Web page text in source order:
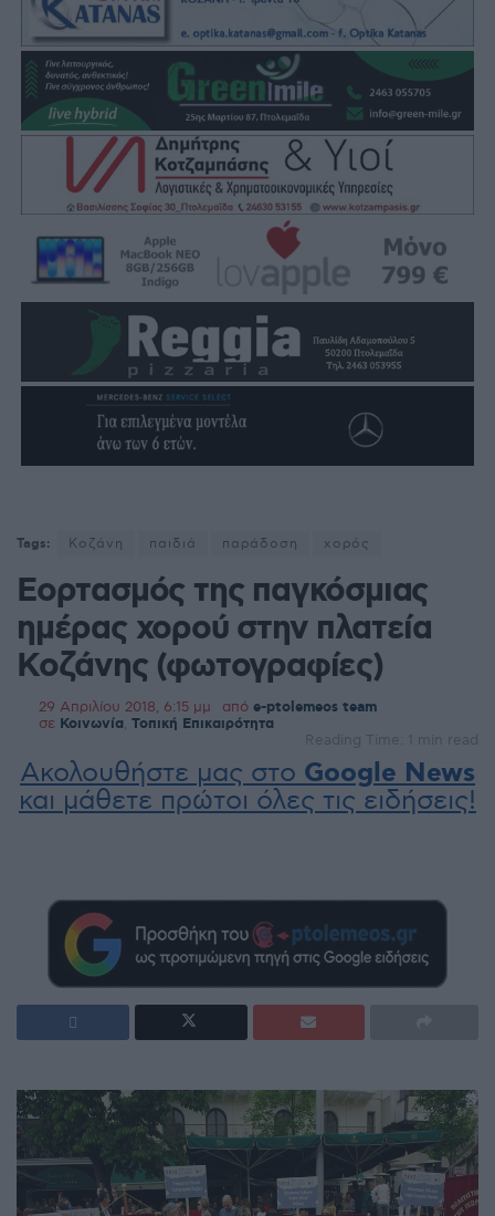
Tags: Κοζάνη παιδιά παράδοση χορός
Εορτασμός της παγκόσμιας
ημέρας χορού στην πλατεία
Κοζάνης (φωτογραφίες)
29 Απριλίου 2018, 6:15 μμ από e-ptolemeos team
σε Κοινωνία Τοπική Επικαιρότητα
Reading Time: 1 min read
Ακολουθήστε μας στο Google News
και μάθετε πρώτοι όλες τις ειδήσεις!